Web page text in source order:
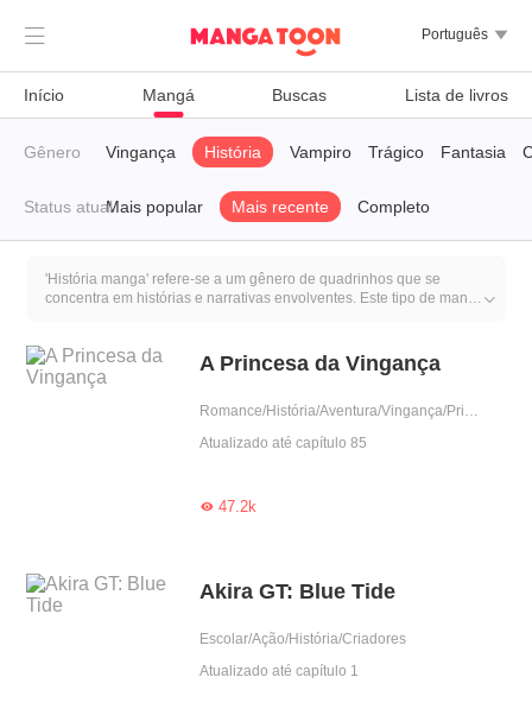
 Português 
Início Mangá Buscas Lista de livros
Gênero
Escolar Vingança História Vampiro Trágico Fantasia
Status atualMais popular Mais recente Completo
'História manga' refere-se a um gênero de quadrinhos que se
concentra em histórias e narrativas envolventes. Este tipo de manga
abranger uma ampla variedade de temas, desde dramas históricos
a contos modernos e ficção científica. O gênero 'história manga' é
conhecido por sua ênfase na narrativa e na construção do mundo
em que a história se desenrola.

A Princesa da Vingança
Romance/História/Aventura/Vingança/Princesa
Atualizado até capítulo 85
47.2k
Akira GT: Blue Tide
Escolar/Ação/História/Criadores
Atualizado até capítulo 1